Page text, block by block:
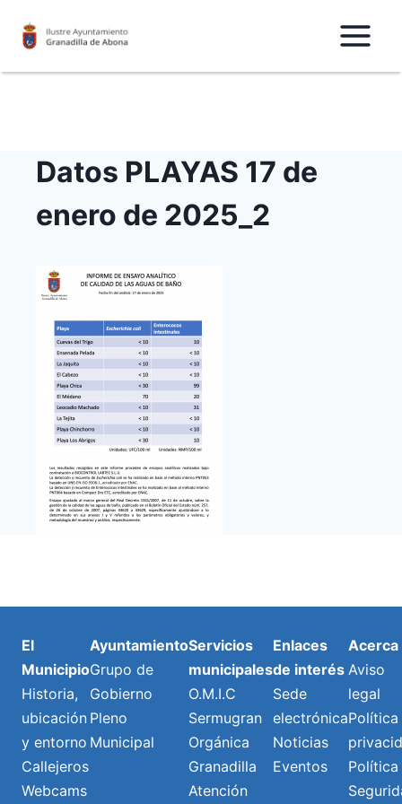
Datos PLAYAS 17 de
enero de 2025_2
El
Municipio
Historia,
ubicación
y entorno
Callejeros
Webcams
Ayuntamiento
Grupo de
Gobierno
Pleno
Municipal
Servicios
municipales
O.M.I.C
Sermugran
Orgánica
Granadilla
Atención
Enlaces
de interés
Sede
electrónica
Noticias
Eventos
Acerca
Aviso
legal
Política
Política